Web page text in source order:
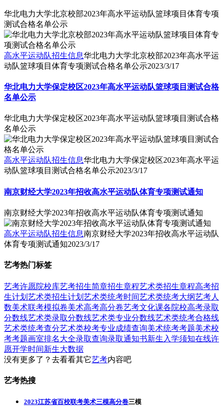
华北电力大学北京校部2023年高水平运动队篮球项目体育专项
测试合格名单公示
高水平运动队招生信息华北电力大学北京校部2023年高水平运
动队篮球项目体育专项测试合格名单公示2023/3/17
华北电力大学保定校区2023年高水平运动队篮球项目测试合格
名单公示
华北电力大学保定校区2023年高水平运动队篮球项目测试合格
名单公示
高水平运动队招生信息华北电力大学保定校区2023年高水平运
动队篮球项目测试合格名单公示2023/3/17
南京财经大学2023年招收高水平运动队体育专项测试通知
南京财经大学2023年招收高水平运动队体育专项测试通知
高水平运动队招生信息南京财经大学2023年招收高水平运动队
体育专项测试通知2023/3/17
艺考热门标签
艺考许愿院校库艺考招生简章招生章程艺术类招生章程高考招
生计划 艺术类招生计划 艺术类统考时间艺术类统考大纲艺考人
数美术联考模拟卷美术高考高分卷艺考文化课各院校高考录取
分数线艺术类录取分数线艺术类专业分数线艺术类统考合格线
艺术类统考查分艺术类校考专业成绩查询美术统考考题美术校
考考题画室排名大全录取查询录取通知书新生入学须知在线许
愿开学时间新生大数据
没有更多了？去看看其它艺考内容吧
艺考热搜
2023江苏省百校联考美术三模高分卷三模